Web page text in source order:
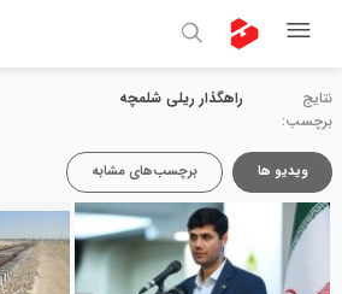
نتایج
برچسب:
راهگذار ریلی شلمچه
ویدیو ها برچسب‌های مشابه